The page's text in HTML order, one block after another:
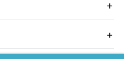
+
+